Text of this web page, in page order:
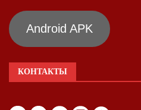
Android APK
КОНТАКТЫ